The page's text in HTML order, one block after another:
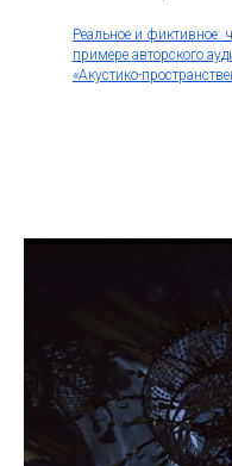
Реальное и фиктивное:
примере авторского
«Акустико-